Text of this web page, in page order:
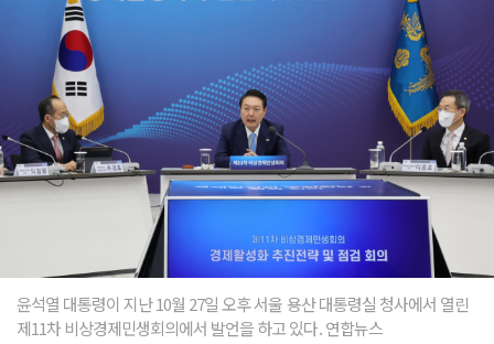
윤석열 대통령이 지난 10월 27일 오후 서울 용산 대통령실 청사에서 열린
제11차 비상경제민생회의에서 발언을 하고 있다. 연합뉴스